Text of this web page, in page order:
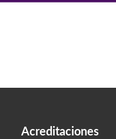
Acreditaciones